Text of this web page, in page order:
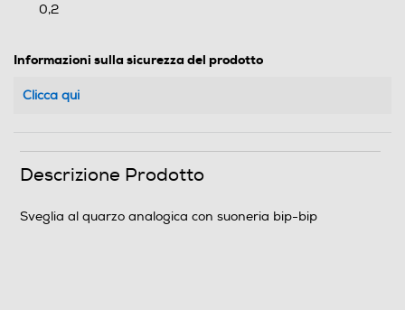
0,2
Informazioni sulla sicurezza del prodotto
Clicca qui
Descrizione Prodotto
Sveglia al quarzo analogica con suoneria bip-bip